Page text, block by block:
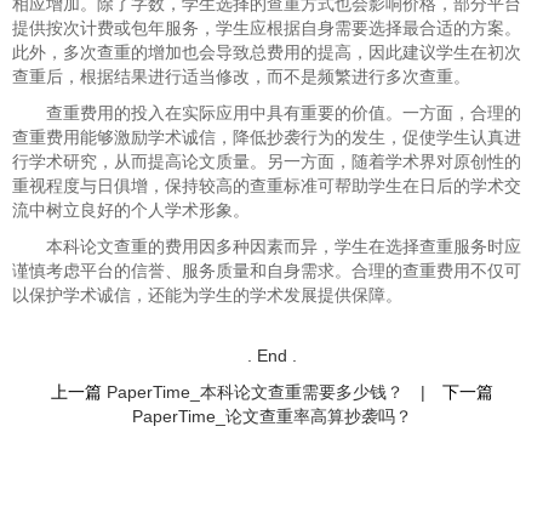
提供按次计费或包年服务，学生应根据自身需要选择最合适的方案。
此外，多次查重的增加也会导致总费用的提高，因此建议学生在初次
查重后，根据结果进行适当修改，而不是频繁进行多次查重。
查重费用的投入在实际应用中具有重要的价值。一方面，合理的
查重费用能够激励学术诚信，降低抄袭行为的发生，促使学生认真进
行学术研究，从而提高论文质量。另一方面，随着学术界对原创性的
重视程度与日俱增，保持较高的查重标准可帮助学生在日后的学术交
流中树立良好的个人学术形象。
本科论文查重的费用因多种因素而异，学生在选择查重服务时应
谨慎考虑平台的信誉、服务质量和自身需求。合理的查重费用不仅可
以保护学术诚信，还能为学生的学术发展提供保障。
. End .
上一篇 PaperTime_本科论文查重需要多少钱​？ |
下一篇
PaperTime_论文查重率高算抄袭吗？